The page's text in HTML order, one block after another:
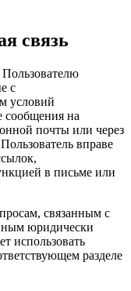
связь
с
условий
сообщения на
почты или через
вправе
в письме или
связанным с
юридически
использовать
разделе